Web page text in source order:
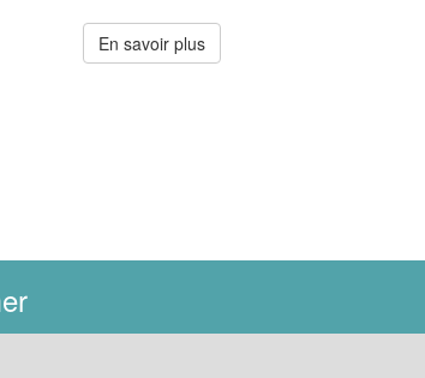
En savoir plus